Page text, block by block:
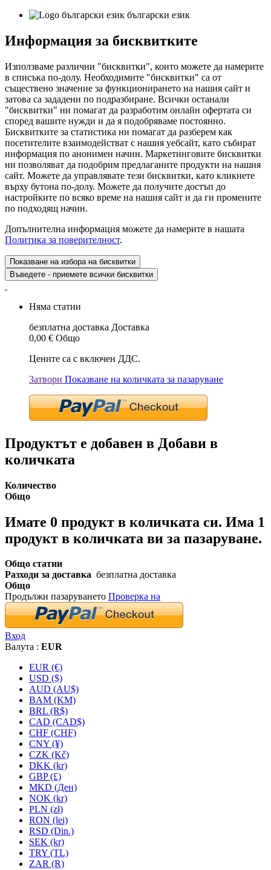
български език
Информация за бисквитките
Използваме различни "бисквитки", които можете да намерите
в списъка по-долу. Необходимите "бисквитки" са от
съществено значение за функционирането на нашия сайт и
затова са зададени по подразбиране. Всички останали
"бисквитки" ни помагат да разработим онлайн офертата си
според вашите нужди и да я подобряваме постоянно.
Бисквитките за статистика ни помагат да разберем как
посетителите взаимодействат с нашия уебсайт, като събират
информация по анонимен начин. Маркетинговите бисквитки
ни позволяват да подобрим предлаганите продукти на нашия
сайт. Можете да управлявате тези бисквитки, като кликнете
върху бутона по-долу. Можете да получите достъп до
настройките по всяко време на нашия сайт и да ги промените
по подходящ начин.
Допълнителна информация можете да намерите в нашата
Политика за поверителност.
Показване на избора на бисквитки
Въведете - приемете всички бисквитки
Няма статии
безплатна доставка Доставка
0,00 € Общо
Цените са с включен ДДС.
Затвори Показване на количката за пазаруване
Продуктът е добавен в Добави в
количката
Количество
Общо
Имате 0 продукт в количката си. Има 1
продукт в количката ви за пазаруване.
Общо статии
Разходи за доставка безплатна доставка
Общо
Продължи пазаруването Проверка на
Вход
Валута : EUR
EUR (€)
USD ($)
AUD (AU$)
BAM (KM)
BRL (R$)
CAD (CAD$)
CHF (CHF)
CNY (¥)
CZK (Kč)
DKK (kr)
GBP (£)
MKD (Ден)
NOK (kr)
PLN (zł)
RON (lei)
RSD (Din.)
SEK (kr)
TRY (TL)
ZAR (R)